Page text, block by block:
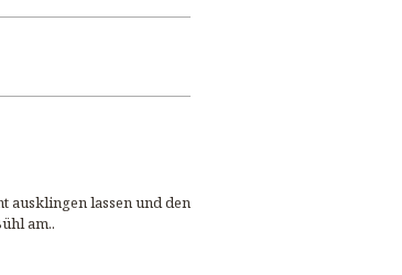
lassen und den
am..